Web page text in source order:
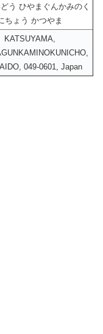
う ひやまぐんかみのく
ちょう かつやま
KATSUYAMA,
049-0601, Japan